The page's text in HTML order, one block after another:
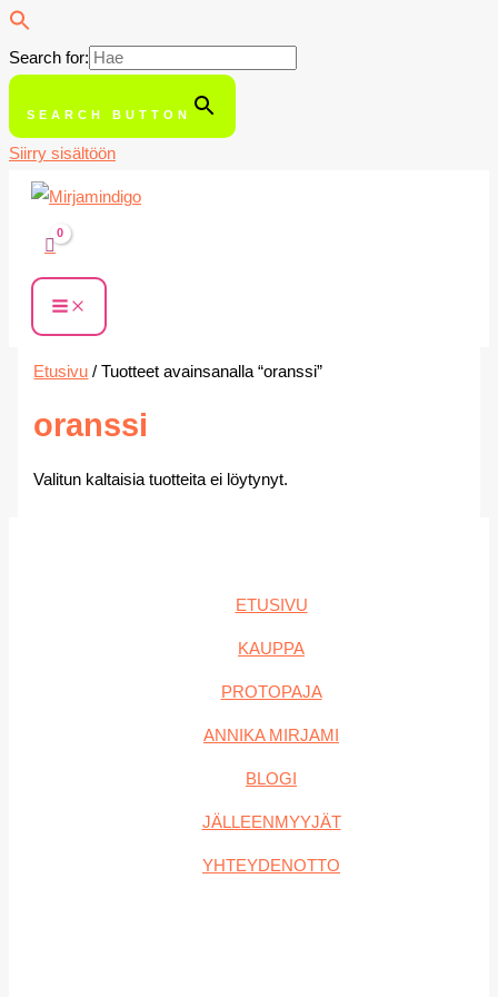
Search for:
SEARCH BUTTON
Siirry sisältöön
Etusivu / Tuotteet avainsanalla “oranssi”
oranssi
Valitun kaltaisia tuotteita ei löytynyt.
ETUSIVU
KAUPPA
PROTOPAJA
ANNIKA MIRJAMI
BLOGI
JÄLLEENMYYJÄT
YHTEYDENOTTO